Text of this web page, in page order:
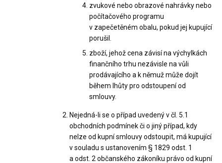
zvukové nebo obrazové nahrávky nebo
počítačového programu
v zapečetěném obalu, pokud jej kupující
porušil.
zboží, jehož cena závisí na výchylkách
finančního trhu nezávisle na vůli
prodávajícího a k němuž může dojít
během lhůty pro odstoupení od
smlouvy.
Nejedná-li se o případ uvedený v čl. 5.1
obchodních podmínek či o jiný případ, kdy
nelze od kupní smlouvy odstoupit, má kupující
v souladu s ustanovením § 1829 odst. 1
a odst. 2 občanského zákoníku právo od kupní